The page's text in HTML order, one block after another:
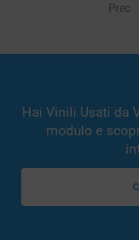
Prec
Hai Vinili Usati da
modulo e